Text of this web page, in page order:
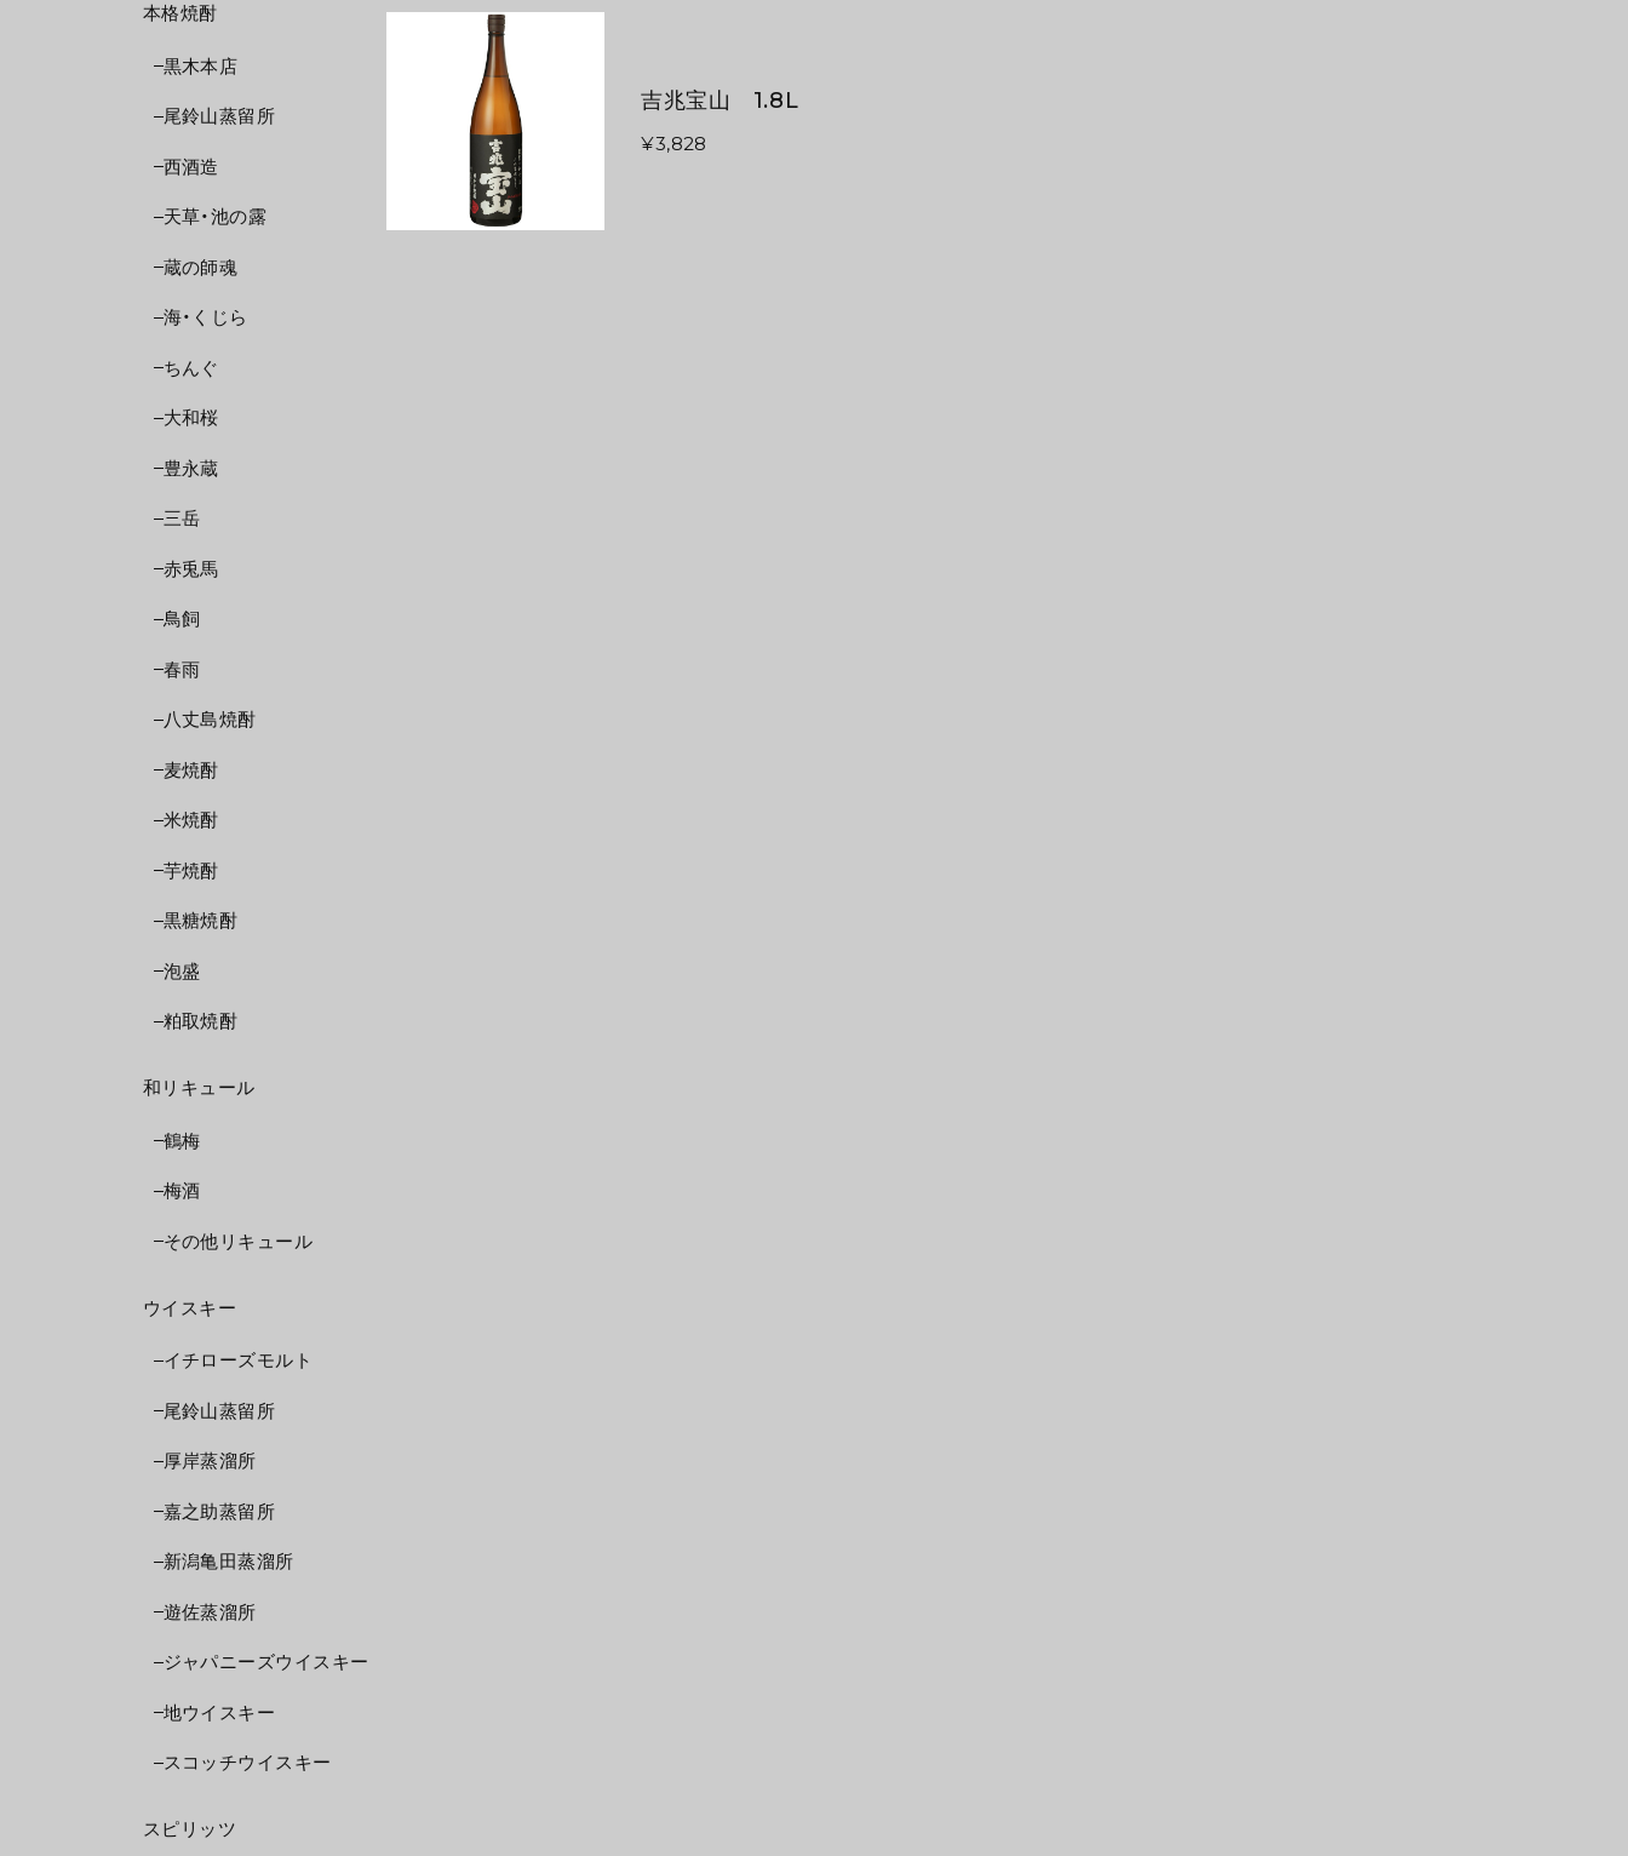
本格焼酎
黒木本店
尾鈴山蒸留所
西酒造
天草・池の露
蔵の師魂
海・くじら
ちんぐ
大和桜
豊永蔵
三岳
赤兎馬
鳥飼
春雨
八丈島焼酎
麦焼酎
米焼酎
芋焼酎
黒糖焼酎
泡盛
粕取焼酎
和リキュール
鶴梅
梅酒
その他リキュール
ウイスキー
イチローズモルト
尾鈴山蒸留所
厚岸蒸溜所
嘉之助蒸留所
新潟亀田蒸溜所
遊佐蒸溜所
ジャパニーズウイスキー
地ウイスキー
スコッチウイスキー
スピリッツ
吉兆宝山 1.8L
¥3,828